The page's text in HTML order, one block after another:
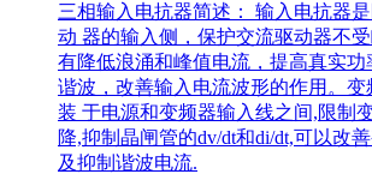
三相输入电抗器简述： 输入电抗器
动 器的输入侧，保护交流驱动器不受
有降低浪涌和峰值电流，提高真实功
谐波，改善输入电流波形的作用。
装 于电源和变频器输入线之间,限制
降,抑制晶闸管的dv/dt和di/dt,可以改
及抑制谐波电流.